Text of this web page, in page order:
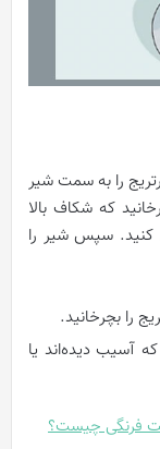
را به سمت شیر
که شکاف بالا
کنید. سپس شیر را
را بچرخانید.
آسیب دیده‌اند یا
فرنگی چیست؟